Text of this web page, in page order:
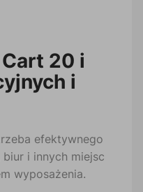
20 i
i
efektywnego
i innych miejsc
wyposażenia.